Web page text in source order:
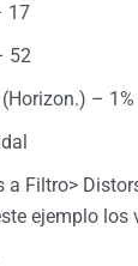
17
52
– 1%
a Filtro>
ejemplo los